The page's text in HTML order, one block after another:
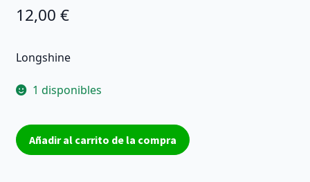
12,00 €
Longshine
1 disponibles
Módem
longshine
Añadir al carrito de la compra